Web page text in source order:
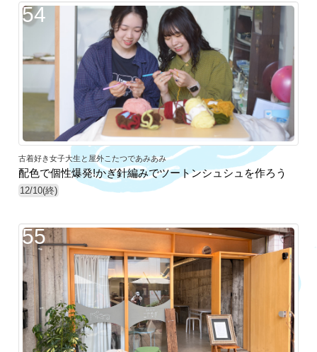
54
古着好き女子大生と屋外こたつであみあみ
配色で個性爆発!かぎ針編みでツートンシュシュを作ろう
12/10(終)
55